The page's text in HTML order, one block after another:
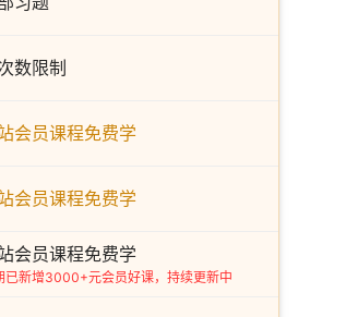
数限制
会员课程免费学
会员课程免费学
会员课程免费学
已新增3000+元会员好课，持续更新中